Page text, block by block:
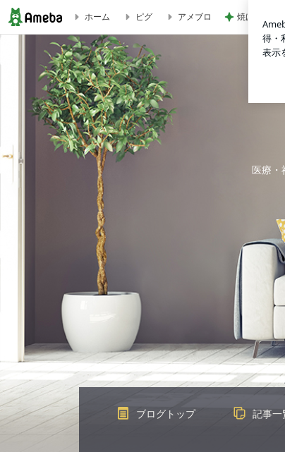
【新刊のご案内】認知症になってからも自分らしく！
ホーム ピグ アメブロ 焼けるアス
医療・
ブログトップ 記事一